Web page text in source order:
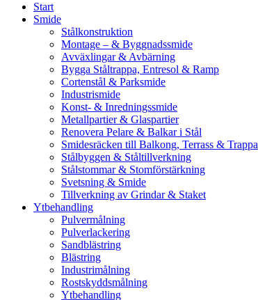
Start
Smide
Stålkonstruktion
Montage – & Byggnadssmide
Avväxlingar & Avbärning
Bygga Ståltrappa, Entresol & Ramp
Cortenstål & Parksmide
Industrismide
Konst- & Inredningssmide
Metallpartier & Glaspartier
Renovera Pelare & Balkar i Stål
Smidesräcken till Balkong, Terrass & Trappa
Stålbyggen & Ståltillverkning
Stålstommar & Stomförstärkning
Svetsning & Smide
Tillverkning av Grindar & Staket
Ytbehandling
Pulvermålning
Pulverlackering
Sandblästring
Blästring
Industrimålning
Rostskyddsmålning
Ytbehandling